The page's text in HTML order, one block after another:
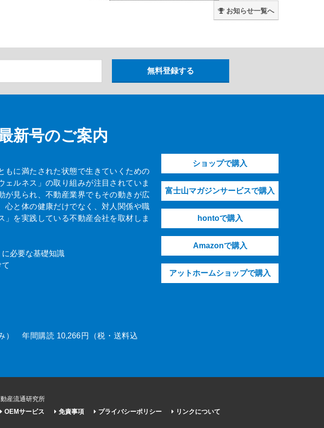
お知らせ一覧へ
新号のご案内
もに満たされた状態で生きていくための
ルネス」の取り組みが注目されていま
見られ、不動産業界でもその動きが広
心と体の健康だけでなく、対人関係や職
を実践している不動産会社を取材しま
に必要な基礎知識
） 年間購読 10,266円（税・送料込
ショップで購入
富士山マガジンサービスで購入
hontoで購入
Amazonで購入
アットホームショップで購入
産流通研究所
OEMサービス 免責事項 プライバシーポリシー リンクについて